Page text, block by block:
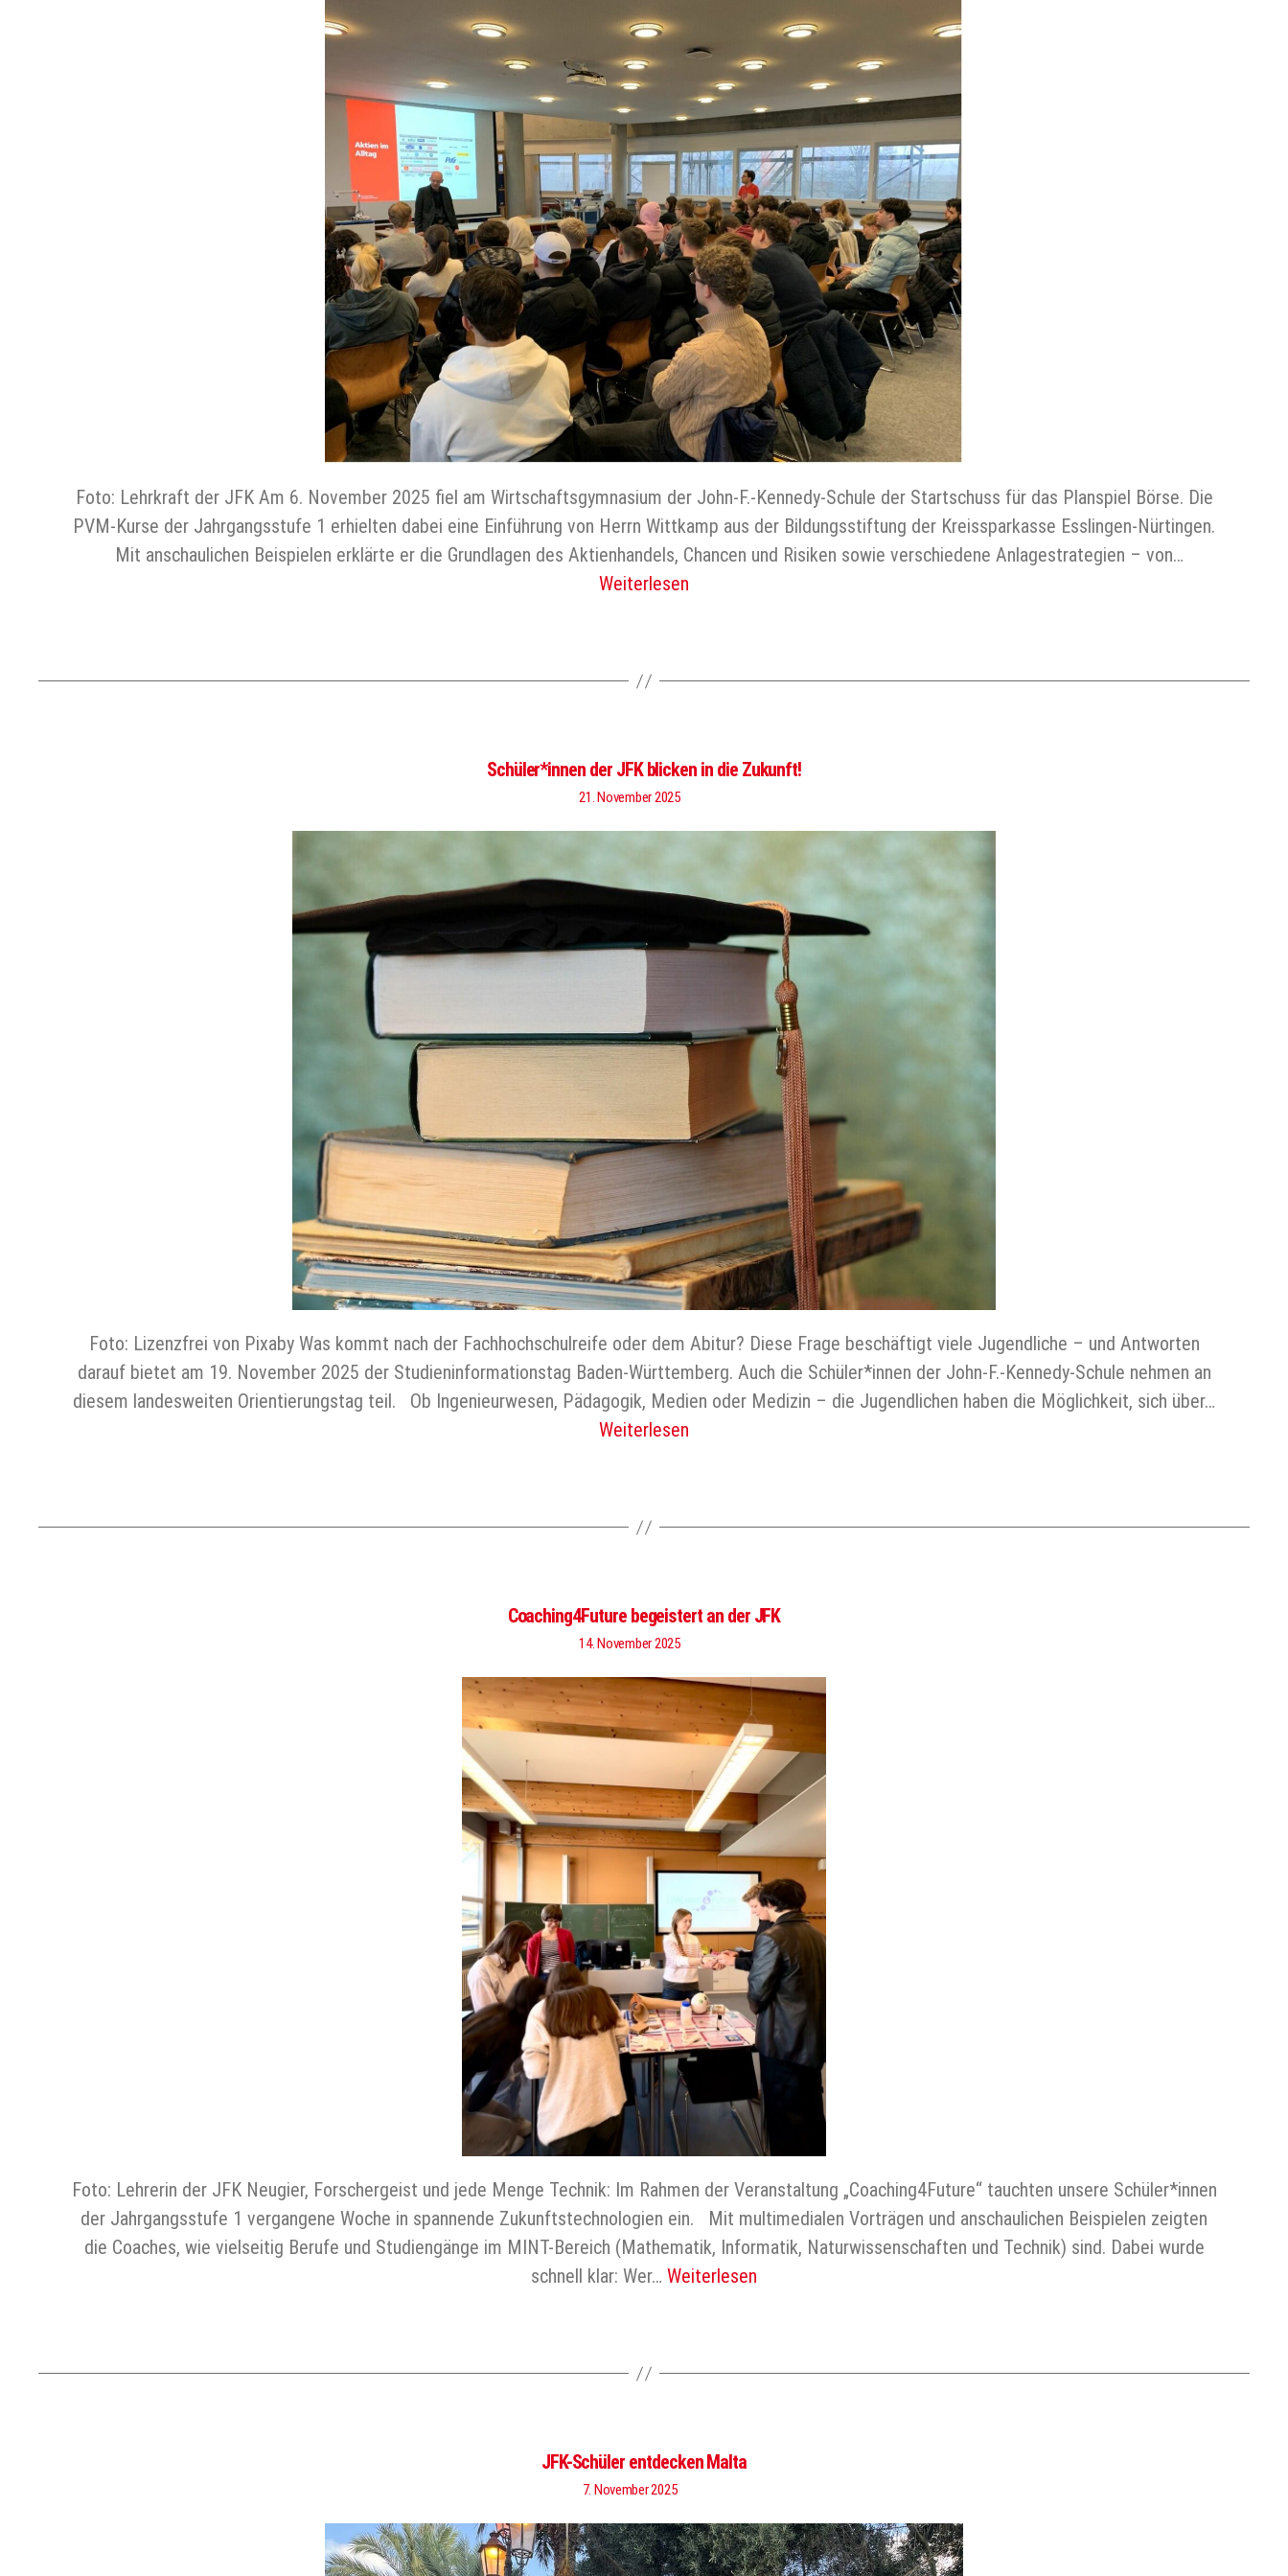
Foto: Lehrkraft der JFK Am 6. November 2025 fiel am Wirtschaftsgymnasium der John-F.-Kennedy-Schule der Startschuss für das Planspiel Börse. Die
PVM-Kurse der Jahrgangsstufe 1 erhielten dabei eine Einführung von Herrn Wittkamp aus der Bildungsstiftung der Kreissparkasse Esslingen-Nürtingen.
Mit anschaulichen Beispielen erklärte er die Grundlagen des Aktienhandels, Chancen und Risiken sowie verschiedene Anlagestrategien – von…
Weiterlesen
Schüler*innen der JFK blicken in die Zukunft!
21. November 2025
Foto: Lizenzfrei von Pixaby Was kommt nach der Fachhochschulreife oder dem Abitur? Diese Frage beschäftigt viele Jugendliche – und Antworten
darauf bietet am 19. November 2025 der Studieninformationstag Baden-Württemberg. Auch die Schüler*innen der John-F.-Kennedy-Schule nehmen an
diesem landesweiten Orientierungstag teil. Ob Ingenieurwesen, Pädagogik, Medien oder Medizin – die Jugendlichen haben die Möglichkeit, sich über…
Weiterlesen
Coaching4Future begeistert an der JFK
14. November 2025
Foto: Lehrerin der JFK Neugier, Forschergeist und jede Menge Technik: Im Rahmen der Veranstaltung „Coaching4Future“ tauchten unsere Schüler*innen
der Jahrgangsstufe 1 vergangene Woche in spannende Zukunftstechnologien ein. Mit multimedialen Vorträgen und anschaulichen Beispielen zeigten
die Coaches, wie vielseitig Berufe und Studiengänge im MINT-Bereich (Mathematik, Informatik, Naturwissenschaften und Technik) sind. Dabei wurde
schnell klar: Wer… Weiterlesen
JFK-Schüler entdecken Malta
7. November 2025